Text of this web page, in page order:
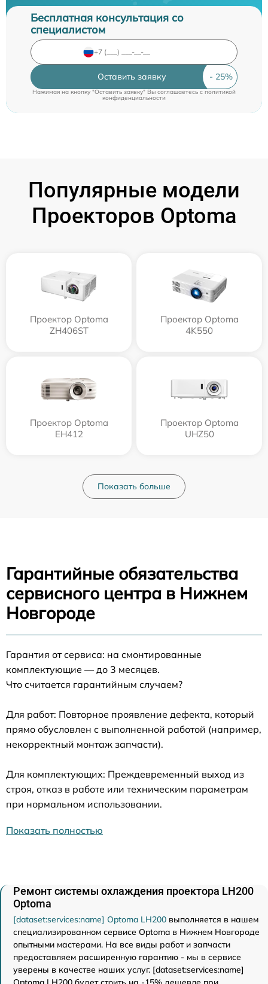
Бесплатная консультация со
специалистом
Оставить заявку
Нажимая на кнопку "Оставить заявку" Вы соглашаетесь cполитикой
конфиденциальности
Популярные модели
Проекторов Optoma
Проектор Optoma
ZH406ST
Проектор Optoma
4K550
Проектор Optoma
EH412
Проектор Optoma
UHZ50
Показать больше
Гарантийные обязательства
сервисного центра в Нижнем
Новгороде
Гарантия от сервиса: на смонтированные
комплектующие — до 3 месяцев.
Что считается гарантийным случаем?
Для работ: Повторное проявление дефекта, который
прямо обусловлен с выполненной работой (например,
некорректный монтаж запчасти).
Для комплектующих: Преждевременный выход из
строя, отказ в работе или техническим параметрам
при нормальном использовании.
Показать полностью
Ремонт системы охлаждения проектора LH200
Optoma
[dataset:services:name] Optoma LH200 выполняется в нашем
специализированном сервисе Optoma в Нижнем Новгороде
опытными мастерами. На все виды работ и запчасти
предоставляем расширенную гарантию - мы в сервисе
уверены в качестве наших услуг. [dataset:services:name]